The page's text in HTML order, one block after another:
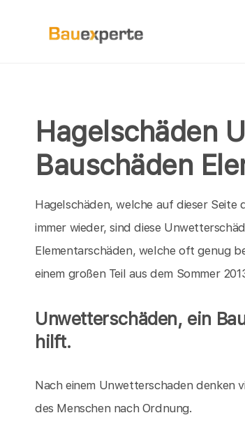
Hagelschäden
Bauschäden
Hagelschäden, welche auf dieser
immer wieder, sind diese
Elementarschäden, welche oft genug
einem großen Teil aus dem Sommer
Unwetterschäden, ein
hilft.
Nach einem Unwetterschaden denken
des Menschen nach Ordnung.